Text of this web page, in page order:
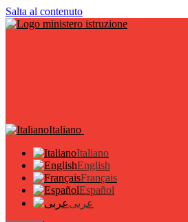
Salta al contenuto
Italiano
Italiano
English
Français
Español
عربى